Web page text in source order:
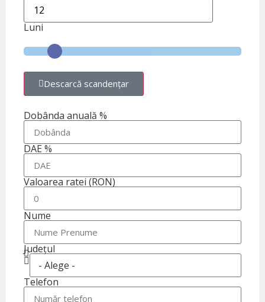
Luni
Descarcă scandențar
Dobânda anuală %
DAE %
Valoarea ratei (RON)
Nume
Județul
Telefon